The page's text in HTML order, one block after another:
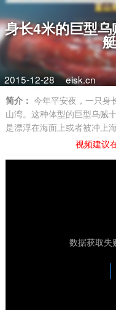
身长4米的巨型
2015-12-28 eisk.cn
简介： 今年平安夜，一只身
山湾。这种体型的巨型乌贼
是漂浮在海面上或者被冲上
视频建议